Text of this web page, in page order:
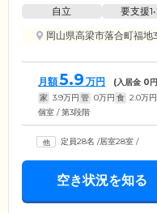
自立 要支援
岡山県高梁市落合町福地
月額5.9 万円 (入居金 0
家 3.9万円 管 0万円 食 2.0万円
個室 / 第3段階
定員28名 /居室28室 /
空き状況を知る